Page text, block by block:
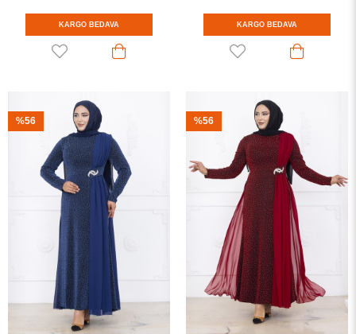
KARGO BEDAVA KARGO BEDAVA
%56 %56